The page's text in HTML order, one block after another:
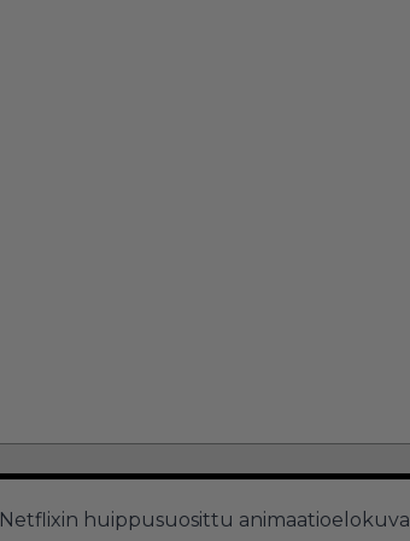
Netflixin huippusuosittu animaatioelokuva